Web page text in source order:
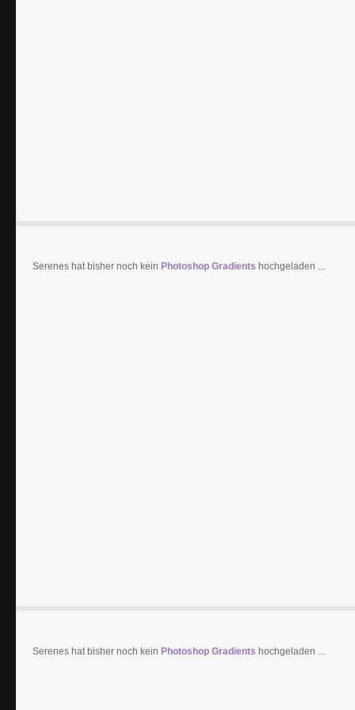
Serenes hat bisher noch kein Photoshop Gradients hochgeladen ...
Serenes hat bisher noch kein Photoshop Gradients hochgeladen ...